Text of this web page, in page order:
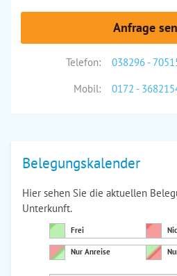
Anfrage
Telefon:
038296 -
Mobil:
0172 -
Belegungskalender
Hier sehen Sie die aktuellen
Unterkunft.
Frei
Nur Anreise